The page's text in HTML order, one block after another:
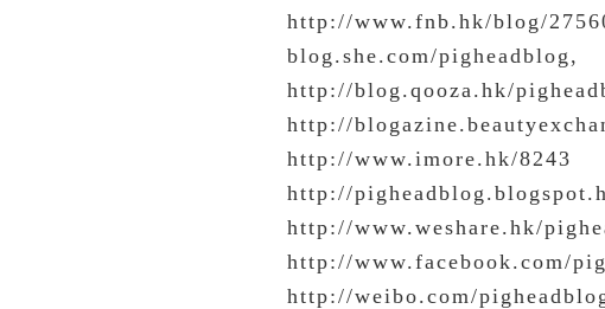
http://www.fnb.hk/blog/
blog.she.com/pigheadblog,
http://blog.qooza.hk/
http://
http://www.imore.hk/8243
http://
http://www.weshare.hk/
http://www.facebook.com/
http://weibo.com/